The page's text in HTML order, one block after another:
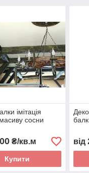
імітація
сосни
₴/кв.м
Купити
від